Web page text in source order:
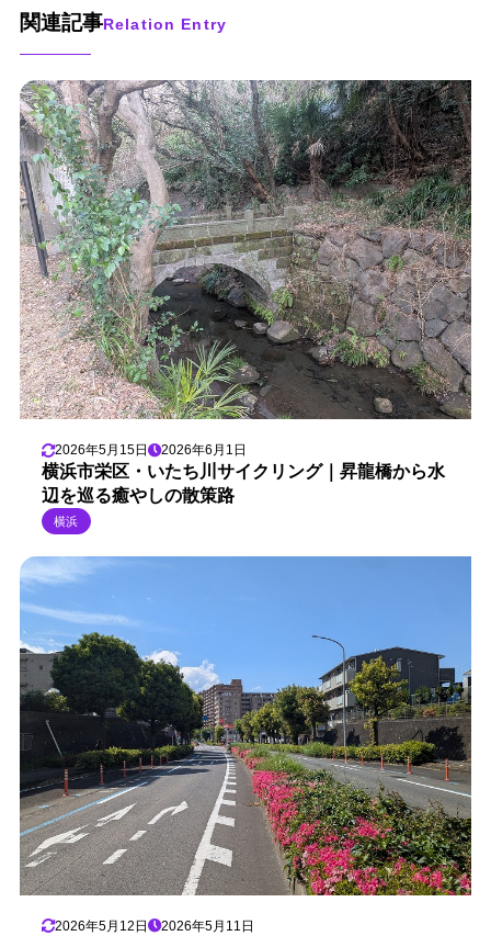
関連記事Relation Entry
2026年5月15日 2026年6月1日
横浜市栄区・いたち川サイクリング｜昇龍橋から水
辺を巡る癒やしの散策路
横浜
2026年5月12日 2026年5月11日